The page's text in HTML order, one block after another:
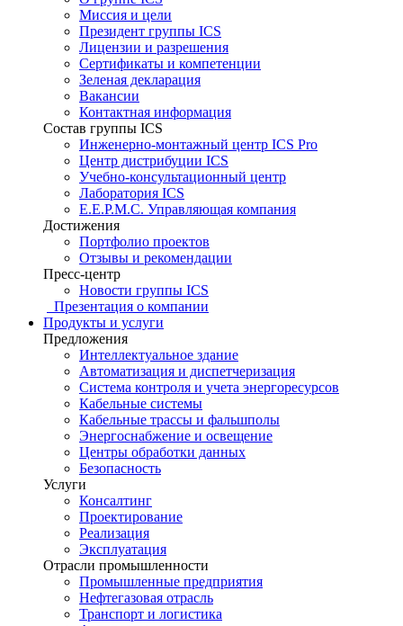
Миссия и цели
Президент группы ICS
Лицензии и разрешения
Сертификаты и компетенции
Зеленая декларация
Вакансии
Контактная информация
Состав группы ICS
Инженерно-монтажный центр ICS Pro
Центр дистрибуции ICS
Учебно-консультационный центр
Лаборатория ICS
E.E.P.M.C. Управляющая компания
Достижения
Портфолио проектов
Отзывы и рекомендации
Пресс-центр
Новости группы ICS
Презентация о компании
Продукты и услуги
Предложения
Интеллектуальное здание
Автоматизация и диспетчеризация
Система контроля и учета энергоресурсов
Кабельные системы
Кабельные трассы и фальшполы
Энергоснабжение и освещение
Центры обработки данных
Безопасность
Услуги
Консалтинг
Проектирование
Реализация
Эксплуатация
Отрасли промышленности
Промышленные предприятия
Нефтегазовая отрасль
Транспорт и логистика